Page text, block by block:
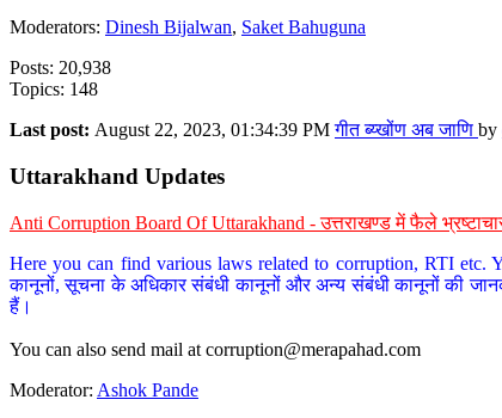
Moderators: Dinesh Bijalwan, Saket Bahuguna
Posts: 20,938
Topics: 148
Last post: August 22, 2023, 01:34:39 PMगीत ब्य्खोंण अब जाणि by
Uttarakhand Updates
Anti Corruption Board Of Uttarakhand - उत्तराखण्ड में फैले
Here you can find various laws related to corruption, RTI etc.
कानूनों, सूचना के अधिकार संबंधी कानूनों और अन्य संबंधी कानूनों की
हैं।
You can also send mail at corruption@merapahad.com
Moderator: Ashok Pande